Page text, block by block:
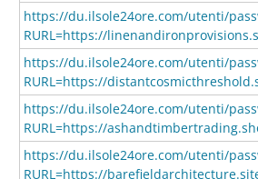
https://du.ilsole24ore.com/utenti/
RURL=https://
https://du.ilsole24ore.com/utenti/
RURL=https://
https://du.ilsole24ore.com/utenti/
RURL=https://
https://du.ilsole24ore.com/utenti/
RURL=https://